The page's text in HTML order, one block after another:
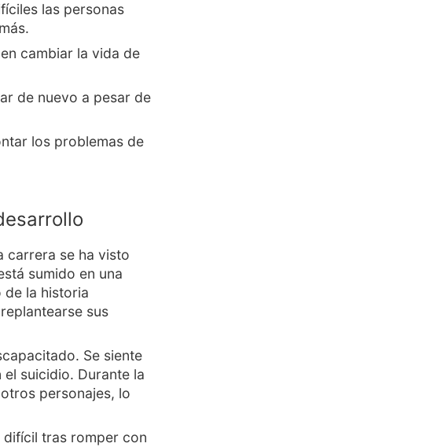
las personas
cambiar la vida de
de nuevo a pesar de
los problemas de
carrera se ha visto
sumido en una
de la historia
sus
Se siente
suicidio. Durante la
personajes, lo
tras romper con